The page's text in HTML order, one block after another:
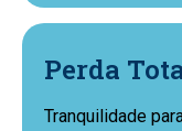
Perda
Tranquilidade